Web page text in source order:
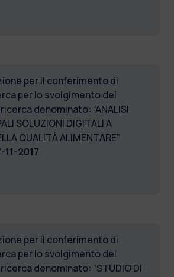
per il conferimento di
per lo svolgimento del
denominato: “ANALISI
SOLUZIONI DIGITALI A
QUALITÀ ALIMENTARE”
11-2017
per il conferimento di
per lo svolgimento del
denominato: “STUDIO DI